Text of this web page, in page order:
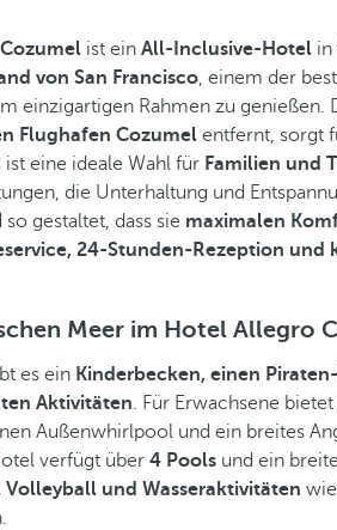
ist ein All-Inclusive-Hotel in
von San Francisco, einem der
einzigartigen Rahmen zu genießen.
Flughafen Cozumel entfernt, sorgt
eine ideale Wahl für Familien und
die Unterhaltung und
gestaltet, dass sie maximalen
24-Stunden-Rezeption und
Meer im Hotel Allegro
es ein Kinderbecken, einen
Aktivitäten. Für Erwachsene bietet
Außenwhirlpool und ein breites
verfügt über 4 Pools und ein
und Wasseraktivitäten